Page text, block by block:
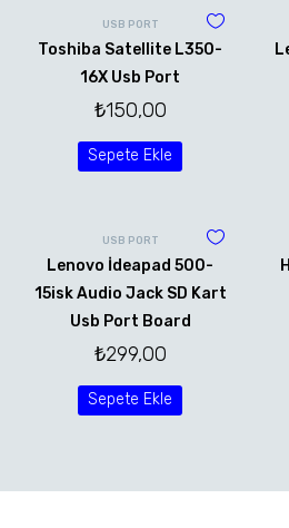
USB PORT
Toshiba Satellite L350-
16X Usb Port
₺150,00
Sepete Ekle
USB PORT
Lenovo İdeapad 500-
15isk Audio Jack SD Kart
Usb Port Board
₺299,00
Sepete Ekle